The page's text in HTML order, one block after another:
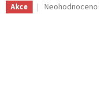
Akce
Průměrné
Neohodnoceno